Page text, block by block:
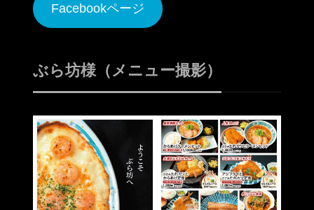
Facebookページ
ぶら坊様（メニュー撮影）